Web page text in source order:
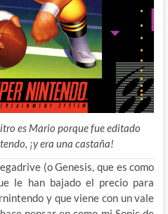
es Mario porque fue editado
¡y era una castaña!
(o Genesis, que es como
le han bajado el precio para
y que viene con un vale